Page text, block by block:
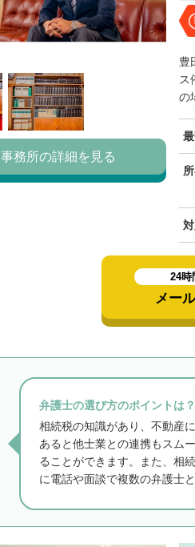
豊
ス
の
事務所の詳細を見る
24時
メー
弁護士の選び方のポイントは？
相続税の知識があり、不動産
あると他士業との連携もスム
ることができます。また、相
に電話や面談で複数の弁護士